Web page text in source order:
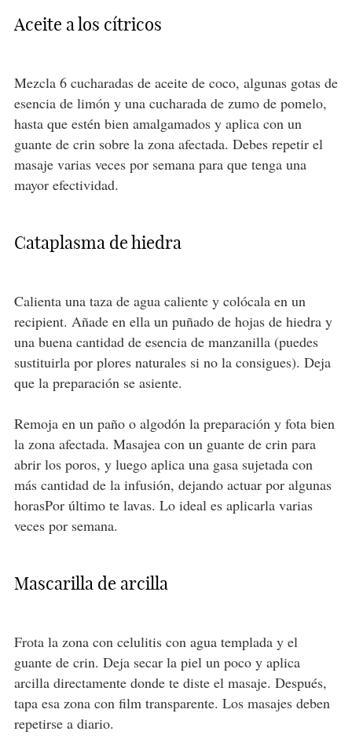
Aceite a los cítricos
Mezcla 6 cucharadas de aceite de coco, algunas gotas de
esencia de limón y una cucharada de zumo de pomelo,
hasta que estén bien amalgamados y aplica con un
guante de crin sobre la zona afectada. Debes repetir el
masaje varias veces por semana para que tenga una
mayor efectividad.
Cataplasma de hiedra
Calienta una taza de agua caliente y colócala en un
recipient. Añade en ella un puñado de hojas de hiedra y
una buena cantidad de esencia de manzanilla (puedes
sustituirla por plores naturales si no la consigues). Deja
que la preparación se asiente.
Remoja en un paño o algodón la preparación y fota bien
la zona afectada. Masajea con un guante de crin para
abrir los poros, y luego aplica una gasa sujetada con
más cantidad de la infusión, dejando actuar por algunas
horasPor último te lavas. Lo ideal es aplicarla varias
veces por semana.
Mascarilla de arcilla
Frota la zona con celulitis con agua templada y el
guante de crin. Deja secar la piel un poco y aplica
arcilla directamente donde te diste el masaje. Después,
tapa esa zona con film transparente. Los masajes deben
repetirse a diario.